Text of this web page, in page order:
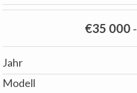
€35 000-
Jahr
Modell